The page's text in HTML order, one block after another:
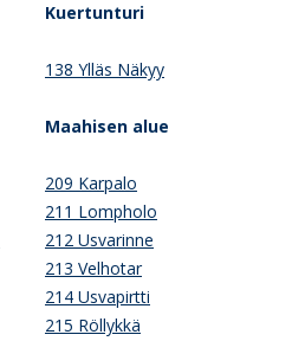
Kuertunturi
138 Ylläs Näkyy
Maahisen alue
209 Karpalo
211 Lompholo
212 Usvarinne
213 Velhotar
214 Usvapirtti
215 Röllykkä